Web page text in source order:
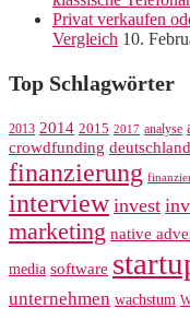
Privat verkaufen
Vergleich 10.
Top Schlagwörter
2013 2014 2015 2017 analyse
crowdfunding deutschland
finanzierung
interview invest
marketing native
media software
unternehmen wachstum